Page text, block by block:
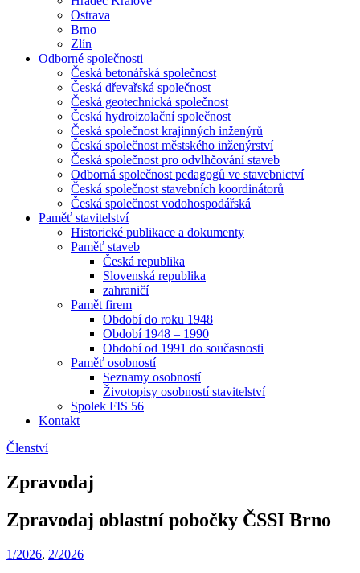
Ostrava
Brno
Zlín
Odborné společnosti
Česká betonářská společnost
Česká dřevařská společnost
Česká geotechnická společnost
Česká hydroizolační společnost
Česká společnost krajinných inženýrů
Česká společnost městského inženýrství
Česká společnost pro odvlhčování staveb
Odborná společnost pedagogů ve stavebnictví
Česká společnost stavebních koordinátorů
Česká společnost vodohospodářská
Paměť stavitelství
Historické publikace a dokumenty
Paměť staveb
Česká republika
Slovenská republika
zahraničí
Pamět firem
Období do roku 1948
Období 1948 – 1990
Období od 1991 do současnosti
Paměť osobností
Seznamy osobností
Životopisy osobností stavitelství
Spolek FIS 56
Kontakt
Členství
Zpravodaj
Zpravodaj oblastní pobočky ČSSI Brno
1/2026, 2/2026